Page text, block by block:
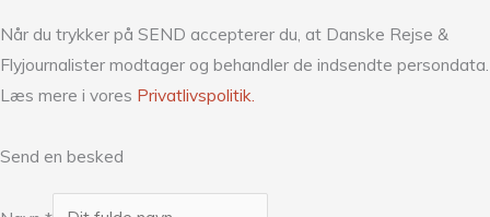
Når du trykker på SEND accepterer du, at Danske Rejse &
Flyjournalister modtager og behandler de indsendte persondata.
Læs mere i vores Privatlivspolitik.
Send en besked